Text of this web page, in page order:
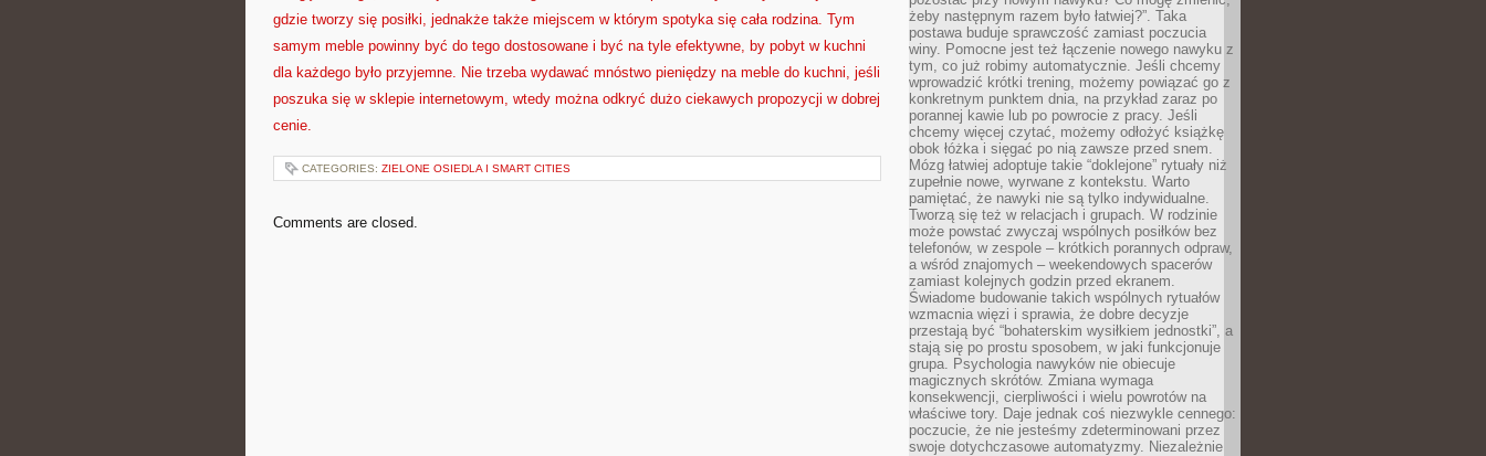
gdzie tworzy się posiłki, jednakże także miejscem w którym spotyka się cała rodzina. Tym
samym meble powinny być do tego dostosowane i być na tyle efektywne, by pobyt w kuchni
dla każdego było przyjemne. Nie trzeba wydawać mnóstwo pieniędzy na meble do kuchni, jeśli
poszuka się w sklepie internetowym, wtedy można odkryć dużo ciekawych propozycji w dobrej
cenie.
CATEGORIES: ZIELONE OSIEDLA I SMART CITIES
Comments are closed.
żeby następnym razem było łatwiej?”. Taka
postawa buduje sprawczość zamiast poczucia
winy. Pomocne jest też łączenie nowego nawyku z
tym, co już robimy automatycznie. Jeśli chcemy
wprowadzić krótki trening, możemy powiązać go z
konkretnym punktem dnia, na przykład zaraz po
porannej kawie lub po powrocie z pracy. Jeśli
chcemy więcej czytać, możemy odłożyć książkę
obok łóżka i sięgać po nią zawsze przed snem.
Mózg łatwiej adoptuje takie “doklejone” rytuały niż
zupełnie nowe, wyrwane z kontekstu. Warto
pamiętać, że nawyki nie są tylko indywidualne.
Tworzą się też w relacjach i grupach. W rodzinie
może powstać zwyczaj wspólnych posiłków bez
telefonów, w zespole – krótkich porannych odpraw,
a wśród znajomych – weekendowych spacerów
zamiast kolejnych godzin przed ekranem.
Świadome budowanie takich wspólnych rytuałów
wzmacnia więzi i sprawia, że dobre decyzje
przestają być “bohaterskim wysiłkiem jednostki”, a
stają się po prostu sposobem, w jaki funkcjonuje
grupa. Psychologia nawyków nie obiecuje
magicznych skrótów. Zmiana wymaga
konsekwencji, cierpliwości i wielu powrotów na
właściwe tory. Daje jednak coś niezwykle cennego:
poczucie, że nie jesteśmy zdeterminowani przez
swoje dotychczasowe automatyzmy. Niezależnie